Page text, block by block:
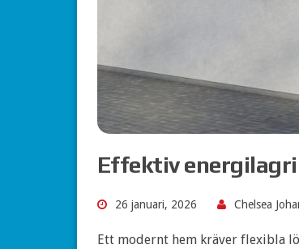
Effektiv
26 januari, 2026 Chelsea
Ett modernt hem kräver flexibla